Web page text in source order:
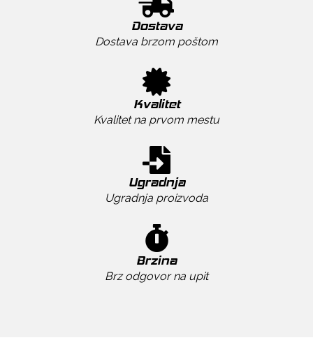
Dostava
Dostava brzom poštom
Kvalitet
Kvalitet na prvom mestu
Ugradnja
Ugradnja proizvoda
Brzina
Brz odgovor na upit